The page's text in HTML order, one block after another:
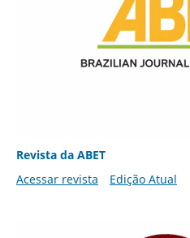
Revista da ABET
Acessar revista
Edição Atual